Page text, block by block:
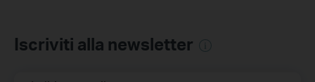
Iscriviti alla newsletter